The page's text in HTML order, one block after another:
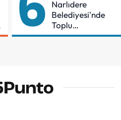
Narlıdere
Belediyesi'nde
Toplu
Sözleşmeye